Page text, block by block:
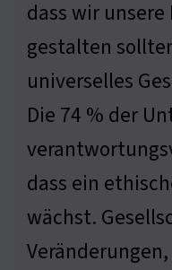
dass wir
gestalten
universelles
Die 74 % der
dass ein
wächst.